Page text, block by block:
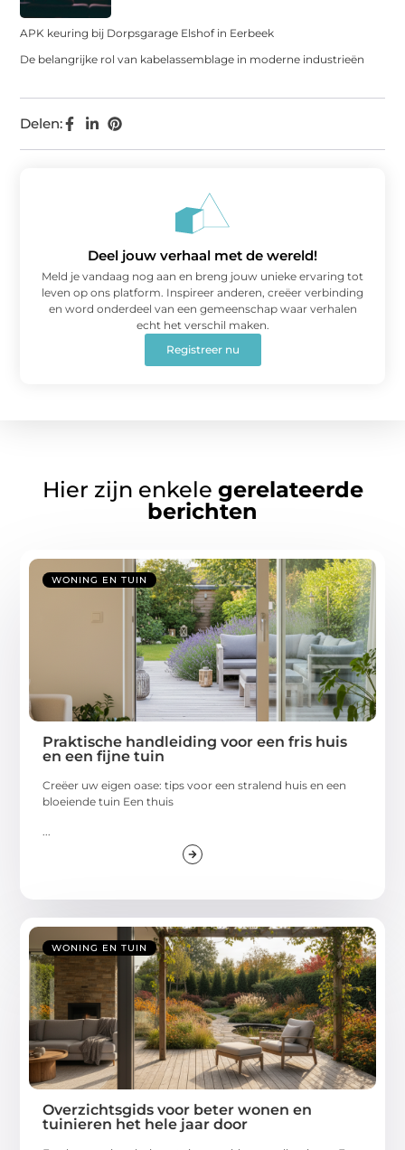
Delen:
APK keuring bij Dorpsgarage Elshof in Eerbeek
De belangrijke rol van kabelassemblage in moderne industrieën
Deel jouw verhaal met de wereld!
Meld je vandaag nog aan en breng jouw unieke ervaring tot
leven op ons platform. Inspireer anderen, creëer verbinding
en word onderdeel van een gemeenschap waar verhalen
echt het verschil maken.
Registreer nu
Hier zijn enkele gerelateerde
berichten
WONING EN TUIN
Praktische handleiding voor een fris huis
en een fijne tuin
Creëer uw eigen oase: tips voor een stralend huis en een
bloeiende tuin Een thuis
WONING EN TUIN
Overzichtsgids voor beter wonen en
tuinieren het hele jaar door